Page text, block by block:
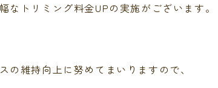
トリミング料金UPの実施がございます。
維持向上に努めてまいりますので、